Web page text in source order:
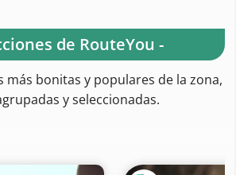
de RouteYou -
más bonitas y populares de la zona,
y seleccionadas.